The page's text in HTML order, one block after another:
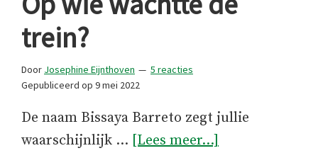
trein?
Door Josephine Eijnthoven
5 reacties
Gepubliceerd op 9 mei 2022
De naam Bissaya Barreto zegt jullie
waarschijnlijk … [Lees meer...]